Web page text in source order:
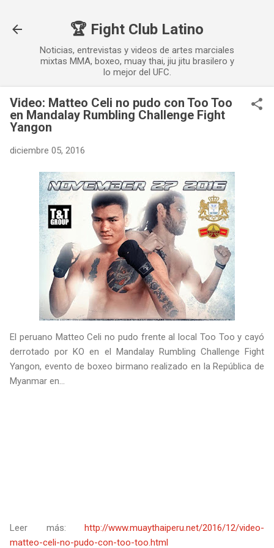
🏆 Fight Club Latino
Noticias, entrevistas y videos de artes marciales
mixtas MMA, boxeo, muay thai, jiu jitu brasilero y
lo mejor del UFC.
Video: Matteo Celi no pudo con Too Too
en Mandalay Rumbling Challenge Fight
Yangon
diciembre 05, 2016
El peruano Matteo Celi no pudo frente al local Too Too y cayó
derrotado por KO en el Mandalay Rumbling Challenge Fight
Yangon, evento de boxeo birmano realizado en la República de
Myanmar en...
Leer más: http://www.muaythaiperu.net/2016/12/video-
matteo-celi-no-pudo-con-too-too.html